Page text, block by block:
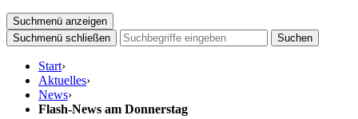
Suchmenü anzeigen
Suchmenü schließen
Suchen
Start›
Aktuelles›
News›
Flash-News am Donnerstag